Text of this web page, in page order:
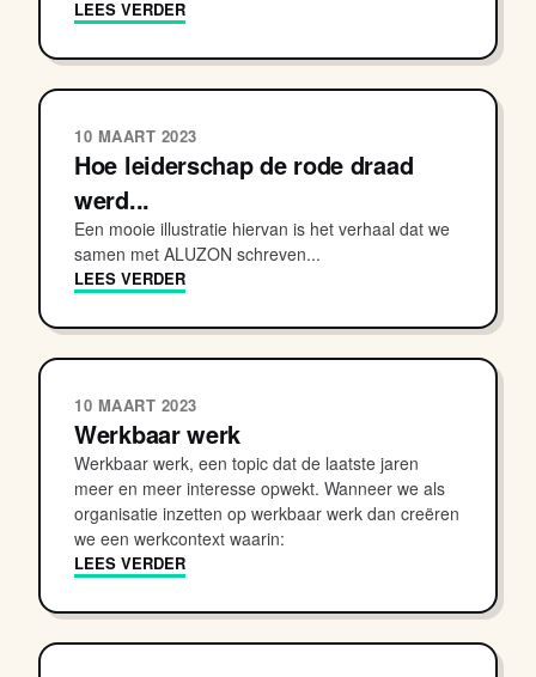
LEES VERDER
10 MAART 2023
Hoe leiderschap de rode draad
werd...
Een mooie illustratie hiervan is het verhaal dat we
samen met ALUZON schreven...
LEES VERDER
10 MAART 2023
Werkbaar werk
Werkbaar werk, een topic dat de laatste jaren
meer en meer interesse opwekt. Wanneer we als
organisatie inzetten op werkbaar werk dan creëren
we een werkcontext waarin:
LEES VERDER